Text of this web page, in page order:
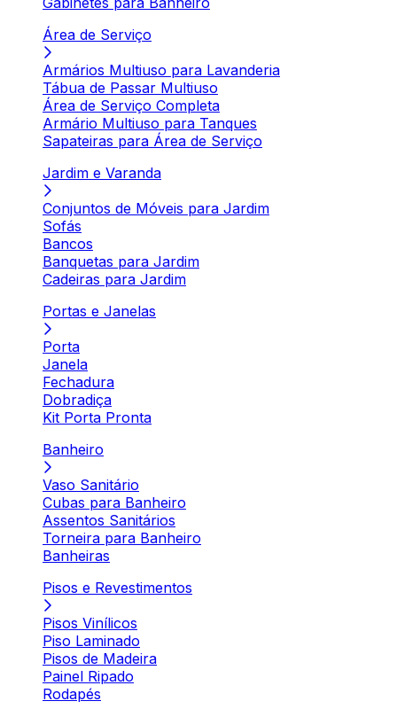
Área de Serviço
Armários Multiuso para Lavanderia
Tábua de Passar Multiuso
Área de Serviço Completa
Armário Multiuso para Tanques
Sapateiras para Área de Serviço
Jardim e Varanda
Conjuntos de Móveis para Jardim
Sofás
Bancos
Banquetas para Jardim
Cadeiras para Jardim
Portas e Janelas
Porta
Janela
Fechadura
Dobradiça
Kit Porta Pronta
Banheiro
Vaso Sanitário
Cubas para Banheiro
Assentos Sanitários
Torneira para Banheiro
Banheiras
Pisos e Revestimentos
Pisos Vinílicos
Piso Laminado
Pisos de Madeira
Painel Ripado
Rodapés